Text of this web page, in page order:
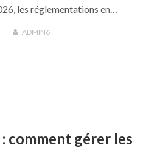
les réglementations en…
ADMIN6
comment gérer les